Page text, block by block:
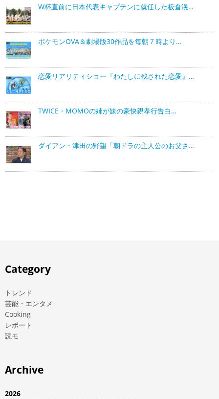
W杯直前に日本代表キャプテンに就任した板倉滉…
ポケモンOVA＆劇場版30作品を毎朝７時より…
恋愛リアリティショー『わたしに残された恋愛』…
TWICE・MOMOの姉が妹の豪快親孝行告白…
ダイアン・津田の野望「朝ドラの主人公のお父さ…
Category
トレンド
芸能・エンタメ
Cooking
レポート
読モ
Archive
2026